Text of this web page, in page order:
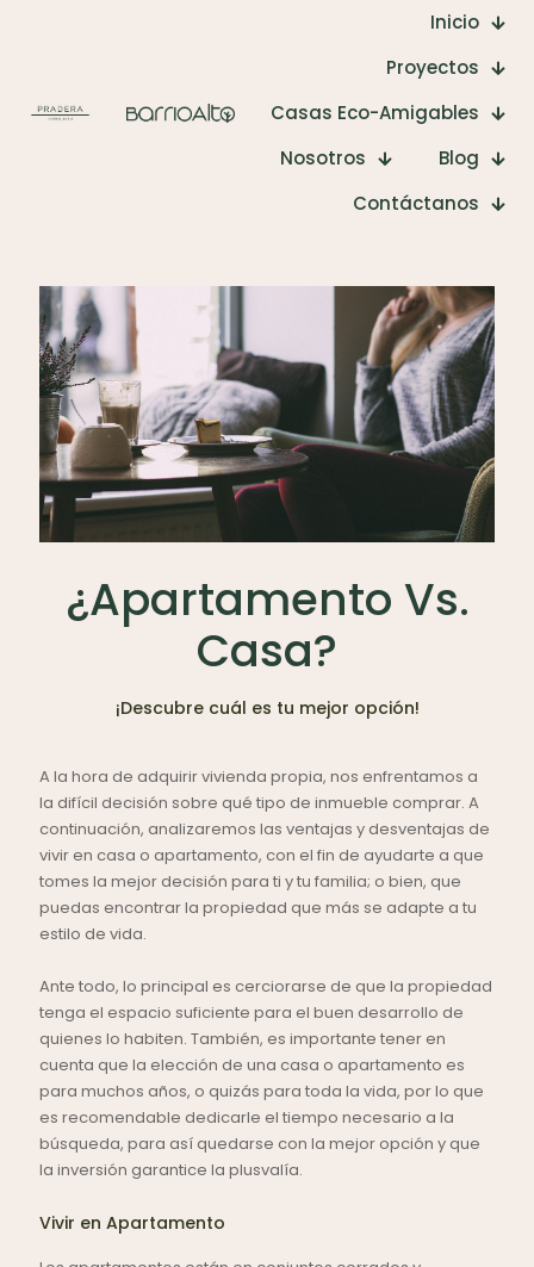
Inicio
Proyectos
Casas Eco-Amigables
Nosotros
Blog
Contáctanos
¿Apartamento Vs.
Casa?
¡Descubre cuál es tu mejor opción!
A la hora de adquirir vivienda propia, nos enfrentamos a
la difícil decisión sobre qué tipo de inmueble comprar. A
continuación, analizaremos las ventajas y desventajas de
vivir en casa o apartamento, con el fin de ayudarte a que
tomes la mejor decisión para ti y tu familia; o bien, que
puedas encontrar la propiedad que más se adapte a tu
estilo de vida.
Ante todo, lo principal es cerciorarse de que la propiedad
tenga el espacio suficiente para el buen desarrollo de
quienes lo habiten. También, es importante tener en
cuenta que la elección de una casa o apartamento es
para muchos años, o quizás para toda la vida, por lo que
es recomendable dedicarle el tiempo necesario a la
búsqueda, para así quedarse con la mejor opción y que
la inversión garantice la plusvalía.
Vivir en Apartamento